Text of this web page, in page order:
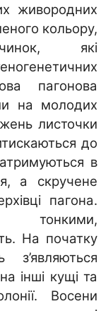
живородних
кольору,
які
пагонова
на молодих
листочки
до
в
а скручене
пагона.
тонкими,
На початку
інші кущі та
Восени